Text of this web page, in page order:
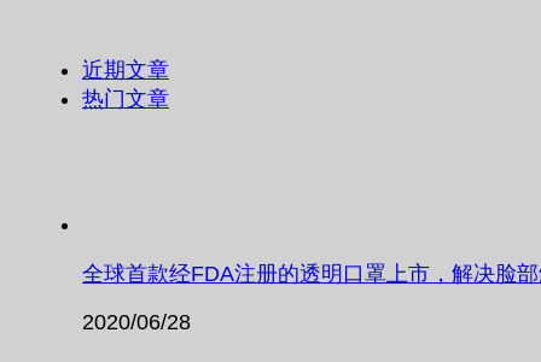
近期文章
热门文章
全球首款经FDA注册的透明口罩上市，解决脸
2020/06/28